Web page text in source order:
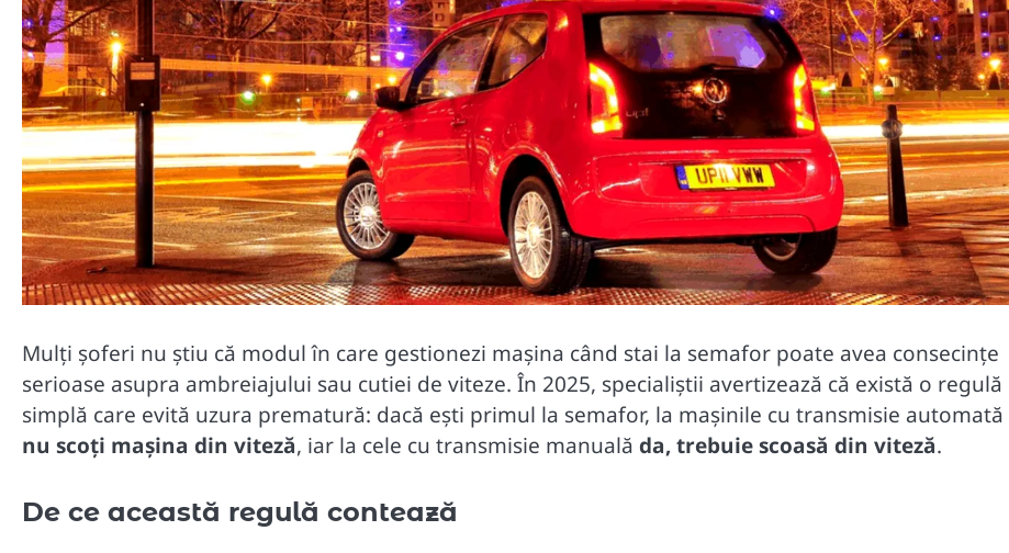
Mulți șoferi nu știu că modul în care gestionezi mașina când stai la semafor poate avea consecințe
serioase asupra ambreiajului sau cutiei de viteze. În 2025, specialiștii avertizează că există o regulă
simplă care evită uzura prematură: dacă ești primul la semafor, la mașinile cu transmisie automată
nu scoți mașina din viteză, iar la cele cu transmisie manuală da, trebuie scoasă din viteză.
De ce această regulă contează